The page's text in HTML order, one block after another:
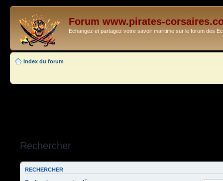
Forum www.pirates-
Echangez et partagez votre savoir maritime sur le forum des
Index du forum
Rechercher
RECHERCHER